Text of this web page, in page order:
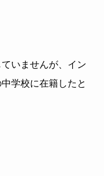
いませんが、イン
学校に在籍したと